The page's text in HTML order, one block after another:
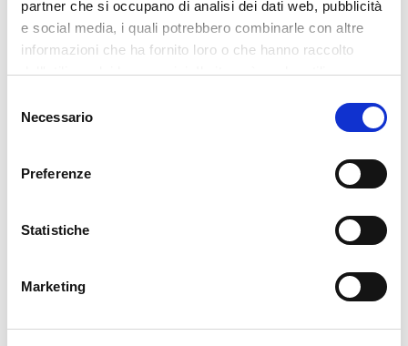
partner che si occupano di analisi dei dati web, pubblicità
e social media, i quali potrebbero combinarle con altre
informazioni che ha fornito loro o che hanno raccolto
dall'utilizzo dei loro servizi. Il sito può anche utilizzare
personalizzati. Per il trattamento dei dati si rimanda alla
. Acconsenta ai nostri cookie se
delNecessario
Preferenze
Statistiche
Marketing